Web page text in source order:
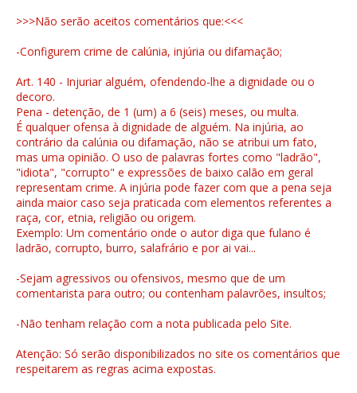
>>>Não serão aceitos comentários que:<<<
-Configurem crime de calúnia, injúria ou difamação;
Art. 140 - Injuriar alguém, ofendendo-lhe a dignidade ou o
decoro.
Pena - detenção, de 1 (um) a 6 (seis) meses, ou multa.
É qualquer ofensa à dignidade de alguém. Na injúria, ao
contrário da calúnia ou difamação, não se atribui um fato,
mas uma opinião. O uso de palavras fortes como "ladrão",
"idiota", "corrupto" e expressões de baixo calão em geral
representam crime. A injúria pode fazer com que a pena seja
ainda maior caso seja praticada com elementos referentes a
raça, cor, etnia, religião ou origem.
Exemplo: Um comentário onde o autor diga que fulano é
ladrão, corrupto, burro, salafrário e por ai vai...
-Sejam agressivos ou ofensivos, mesmo que de um
comentarista para outro; ou contenham palavrões, insultos;
-Não tenham relação com a nota publicada pelo Site.
Atenção: Só serão disponibilizados no site os comentários que
respeitarem as regras acima expostas.